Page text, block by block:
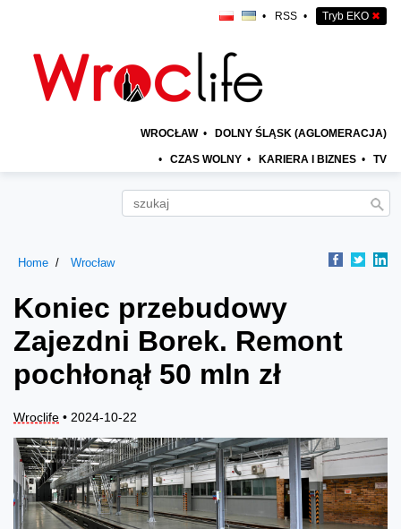
• RSS • Tryb EKO ✖
WROCŁAW • DOLNY ŚLĄSK (AGLOMERACJA)
• CZAS WOLNY • KARIERA I BIZNES • TV
Home Wrocław
Koniec przebudowy
Zajezdni Borek. Remont
pochłonął 50 mln zł
Wroclife • 2024-10-22